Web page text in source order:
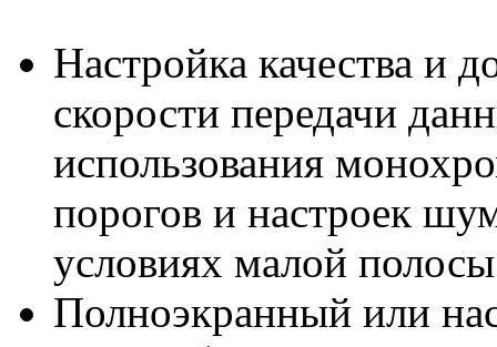
Настройка качества и
скорости передачи
использования
порогов и настроек
условиях малой
Полноэкранный или